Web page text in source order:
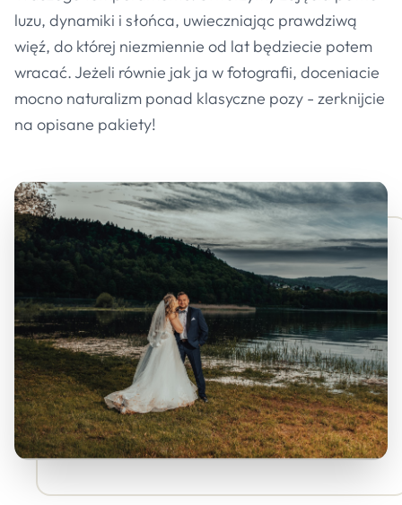
luzu, dynamiki i słońca, uwieczniając prawdziwą
więź, do której niezmiennie od lat będziecie potem
wracać. Jeżeli równie jak ja w fotografii, doceniacie
mocno naturalizm ponad klasyczne pozy - zerknijcie
na opisane pakiety!